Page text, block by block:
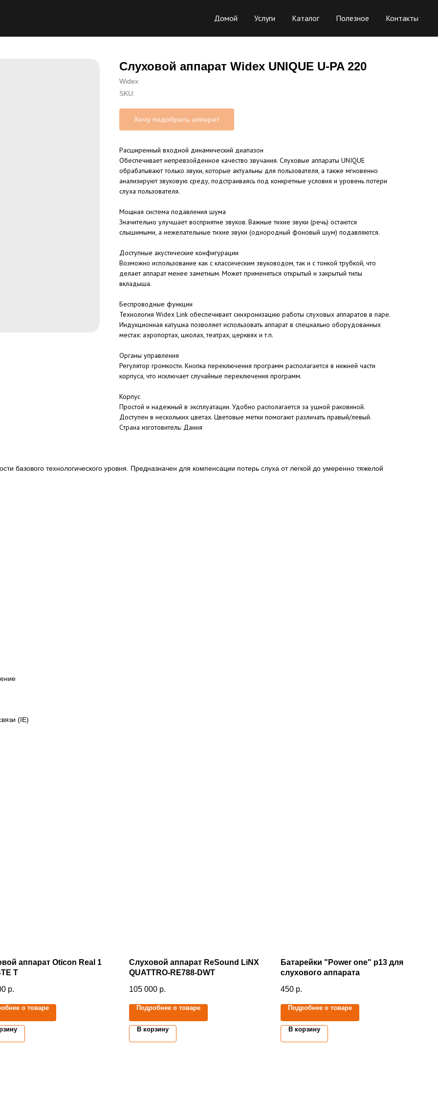
Домой Услуги Каталог Полезное Контакты
Слуховой аппарат Widex UNIQUE U-PA 220
Widex
SKU:
Хочу подобрать аппарат
Расширенный входной динамический диапазон
Обеспечивает непревзойденное качество звучания. Слуховые аппараты UNIQUE
обрабатывают только звуки, которые актуальны для пользователя, а также мгновенно
анализируют звуковую среду, подстраиваясь под конкретные условия и уровень потери
слуха пользователя.
Мощная система подавления шума
Значительно улучшает восприятие звуков. Важные тихие звуки (речь) остаются
слышимыми, а нежелательные тихие звуки (однородный фоновый шум) подавляются.
Доступные акустические конфигурации
Возможно использование как с классическим звуководом, так и с тонкой трубкой, что
делает аппарат менее заметным. Может применяться открытый и закрытый типы
вкладыша.
Беспроводные функции
Технология Widex Link обеспечивает синхронизацию работы слуховых аппаратов в паре.
Индукционная катушка позволяет использовать аппарат в специально оборудованных
местах: аэропортах, школах, театрах, церквях и т.п.
Органы управления
Регулятор громкости. Кнопка переключения программ располагается в нижней части
корпуса, что исключает случайные переключения программ.
Корпус
Простой и надежный в эксплуатации. Удобно располагается за ушной раковиной.
Доступен в нескольких цветах. Цветовые метки помогают различать правый/левый.
Cтрана изготовитель: Дания
базового технологического уровня. Предназначен для компенсации потерь слуха от легкой до умеренно тяжелой
(IE)
аппарат Oticon Real 1
T
р.
о товаре
Слуховой аппарат ReSound LiNX
QUATTRO-RE788-DWT
105 000 р.
Подробнее о товаре
В корзину
Батарейки "Power one" p13 для
слухового аппарата
450 р.
Подробнее о товаре
В корзину